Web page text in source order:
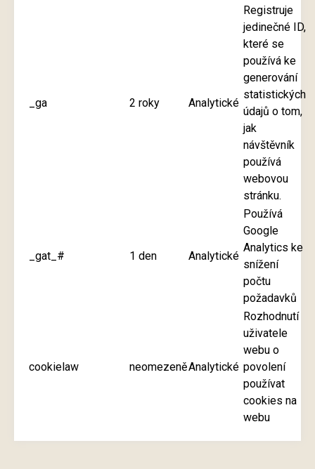
_ga 2 roky Analytické
Registruje
jedinečné ID,
které se
používá ke
generování
statistických
údajů o tom,
jak
návštěvník
používá
webovou
stránku.
_gat_# 1 den Analytické
Používá
Google
Analytics ke
snížení
počtu
požadavků
cookielaw neomezeněAnalytické
Rozhodnutí
uživatele
webu o
povolení
používat
cookies na
webu